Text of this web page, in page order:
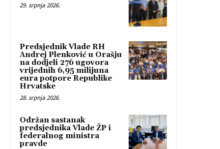
29. srpnja 2026.
Predsjednik Vlade RH
Andrej Plenković u Orašju
na dodjeli 276 ugovora
vrijednih 6,95 milijuna
eura potpore Republike
Hrvatske
28. srpnja 2026.
Održan sastanak
predsjednika Vlade ŽP i
federalnog ministra
pravde